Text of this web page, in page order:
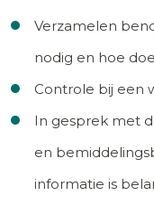
Verzamelen
nodig en hoe
Controle bij een
In gesprek met
en
informatie is